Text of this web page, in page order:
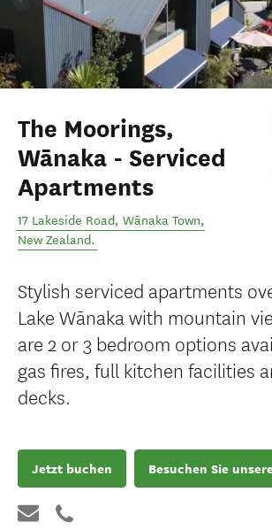
The Moorings,
Wānaka - Serviced
Apartments
17 Lakeside Road, Wānaka Town,
New Zealand.
Stylish serviced apartments
Lake Wānaka with mountain
are 2 or 3 bedroom options
gas fires, full kitchen facilities
decks.
Jetzt buchen Besuchen Sie